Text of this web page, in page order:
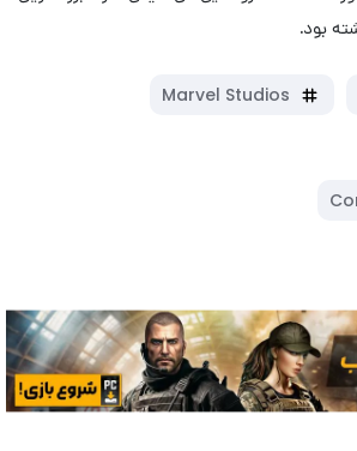
بود.
Marvel Studios